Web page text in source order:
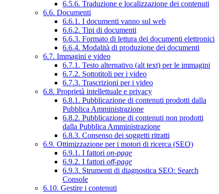
6.5.6. Traduzione e localizzazione dei contenuti
6.6. Documenti
6.6.1. I documenti vanno sul web
6.6.2. Tipi di documenti
6.6.3. Formato di lettura dei documenti elettronici
6.6.4. Modalità di produzione dei documenti
6.7. Immagini e video
6.7.1. Testo alternativo (alt text) per le immagini
6.7.2. Sottotitoli per i video
6.7.3. Trascrizioni per i video
6.8. Proprietà intellettuale e privacy
6.8.1. Pubblicazione di contenuti prodotti dalla
Pubblica Amministrazione
6.8.2. Pubblicazione di contenuti non prodotti
dalla Pubblica Amministrazione
6.8.3. Consenso dei soggetti ritratti
6.9. Ottimizzazione per i motori di ricerca (SEO)
6.9.1. I fattori on-page
6.9.2. I fattori off-page
6.9.3. Strumenti di diagnostica SEO: Search
Console
6.10. Gestire i contenuti